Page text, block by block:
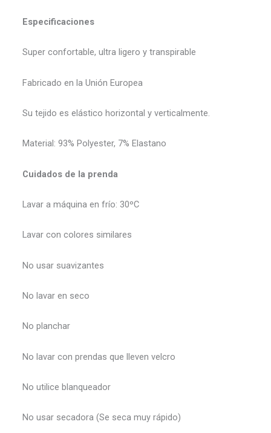
Especificaciones
Super confortable, ultra ligero y transpirable
Fabricado en la Unión Europea
Su tejido es elástico horizontal y verticalmente.
Material: 93% Polyester, 7% Elastano
Cuidados de la prenda
Lavar a máquina en frío: 30ºC
Lavar con colores similares
No usar suavizantes
No lavar en seco
No planchar
No lavar con prendas que lleven velcro
No utilice blanqueador
No usar secadora (Se seca muy rápido)